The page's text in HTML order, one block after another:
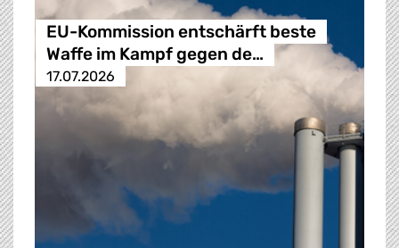
EU-Kommission entschärft beste
Waffe im Kampf gegen de…
17.07.2026